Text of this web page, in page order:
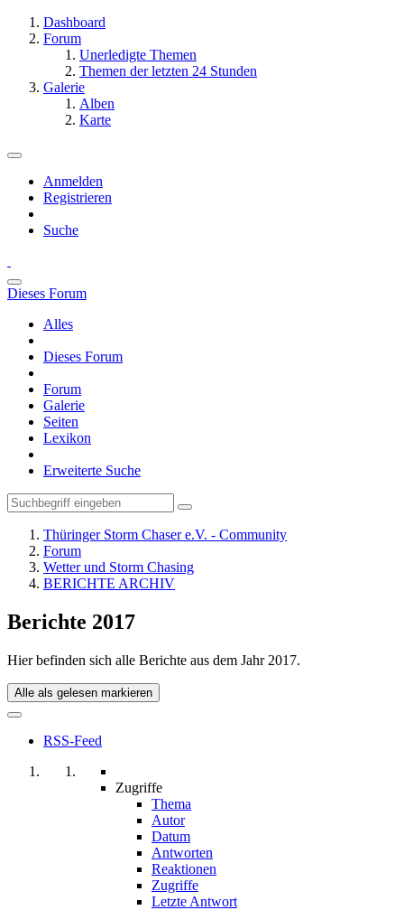
Dashboard
Forum
Unerledigte Themen
Themen der letzten 24 Stunden
Galerie
Alben
Karte
Anmelden
Registrieren
Suche
Dieses Forum
Alles
Dieses Forum
Forum
Galerie
Seiten
Lexikon
Erweiterte Suche
Thüringer Storm Chaser e.V. - Community
Forum
Wetter und Storm Chasing
BERICHTE ARCHIV
Berichte 2017
Hier befinden sich alle Berichte aus dem Jahr 2017.
Alle als gelesen markieren
RSS-Feed
Zugriffe
Thema
Autor
Datum
Antworten
Reaktionen
Zugriffe
Letzte Antwort